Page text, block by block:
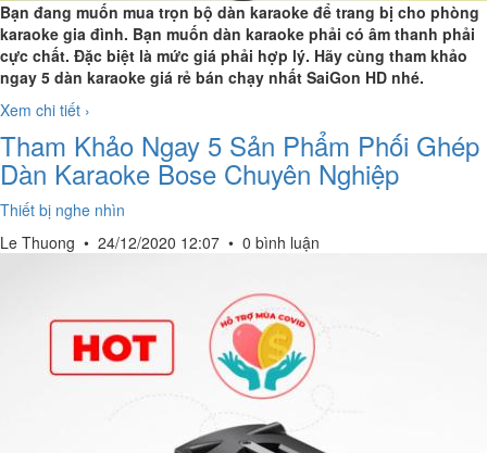
Bạn đang muốn mua trọn bộ dàn karaoke để trang bị cho phòng
karaoke gia đình. Bạn muốn dàn karaoke phải có âm thanh phải
cực chất. Đặc biệt là mức giá phải hợp lý. Hãy cùng tham khảo
ngay 5 dàn karaoke giá rẻ bán chạy nhất SaiGon HD nhé.
Xem chi tiết ›
Tham Khảo Ngay 5 Sản Phẩm Phối Ghép
Dàn Karaoke Bose Chuyên Nghiệp
Thiết bị nghe nhìn
Le Thuong • 24/12/2020 12:07 • 0 bình luận